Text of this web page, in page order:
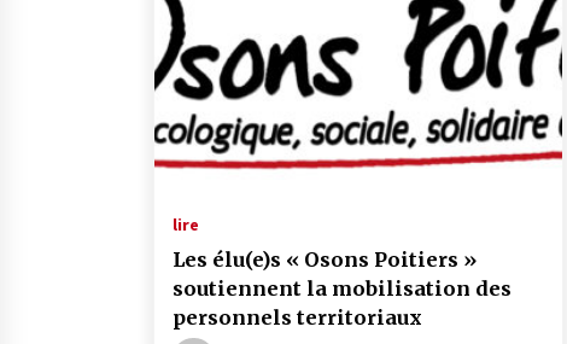
lire
Les élu(e)s « Osons Poitiers »
soutiennent la mobilisation des
personnels territoriaux